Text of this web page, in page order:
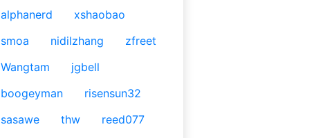
alphanerd
xshaobao
smoa
nidilzhang
zfreet
Wangtam
jgbell
boogeyman
risensun32
sasawe
thw
reed077